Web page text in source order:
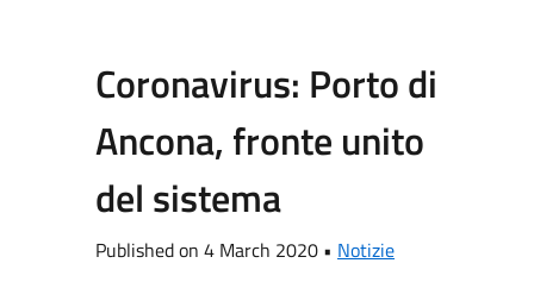
Coronavirus: Porto di
Ancona, fronte unito
del sistema
Published on 4 March 2020 • Notizie